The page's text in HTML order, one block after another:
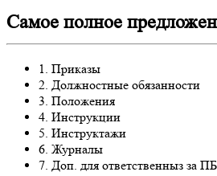
Самое полное
1. Приказы
2. Должностные обязанности
3. Положения
4. Инструкции
5. Инструктажи
6. Журналы
7. Доп. для ответственныз за ПБ